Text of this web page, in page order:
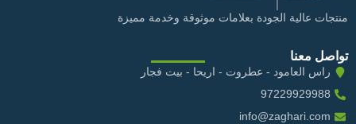
منتجات عالية الجودة بعلامات موثوقة وخدمة مميزة
تواصل معنا
راس العامود - عطروت - اريحا - بيت فجار
97229929988
info@zaghari.com